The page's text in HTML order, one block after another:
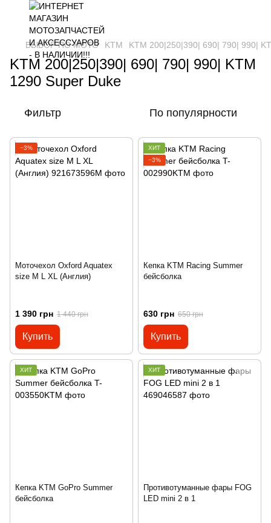
ВЫБОР ПО МОТО KTM KTM 200|250|390| 690| 790| 990|
KTM 200|250|390| 690| 790| 990| KTM
1290 Super Duke
Фильтр По популярности
−3%
Моточехол Oxford Aquatex
size M L XL (Англия)
1 390 грн 1 440 грн
Купить
ХИТ
−3%
Кепка KTM Racing Summer
бейсболка
630 грн 650 грн
Купить
ХИТ
Кепка KTM GoPro Summer
бейсболка
ХИТ
Противотуманные фары FOG
LED mini 2 в 1